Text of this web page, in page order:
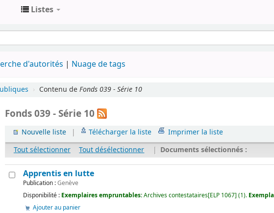
Listes
d'autorités Nuage de tags
› Contenu deFonds 039 - Série 10
Fonds 039 - Série 10
Nouvelle liste | Télécharger la liste Imprimer la liste
Tout sélectionner
Tout désélectionner | Documents sélectionnés :
Apprentis en lutte
Publication :Genève
Disponibilité : Exemplaires empruntables:Archives contestataires[ELP 1067] (1).
Ajouter au panier